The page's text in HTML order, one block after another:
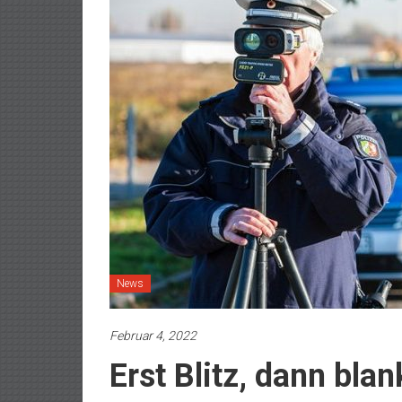
News
Februar 4, 2022
Erst Blitz, dann